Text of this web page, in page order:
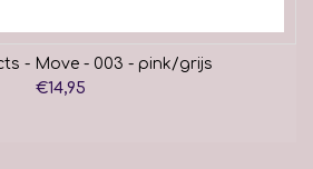
- Move - 003 - pink/grijs
€14,95